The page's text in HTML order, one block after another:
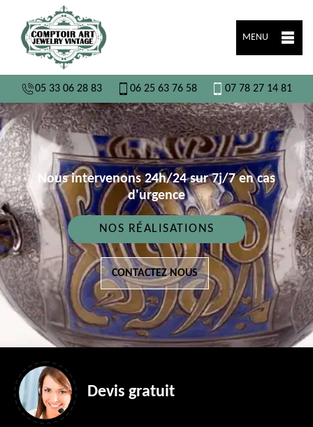
MENU
05 33 06 28 83 06 25 63 76 58 07 78 27 14 81
Nous intervenons 24h/24 sur 7j/7 en cas
d'urgence
NOS RÉALISATIONS
CONTACTEZ NOUS
Devis gratuit